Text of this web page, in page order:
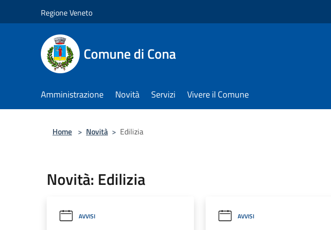
Regione Veneto
Comune di Cona
Amministrazione Novità Servizi Vivere il Comune
Home > Novità > Edilizia
Novità: Edilizia
AVVISI AVVISI